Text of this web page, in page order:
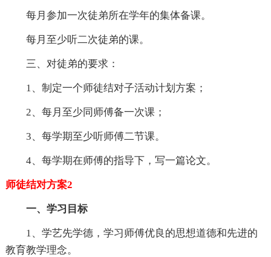
每月参加一次徒弟所在学年的集体备课。
每月至少听二次徒弟的课。
三、对徒弟的要求：
1、制定一个师徒结对子活动计划方案；
2、每月至少同师傅备一次课；
3、每学期至少听师傅二节课。
4、每学期在师傅的指导下，写一篇论文。
师徒结对方案2
一、学习目标
1、学艺先学德，学习师傅优良的思想道德和先进的
教育教学理念。